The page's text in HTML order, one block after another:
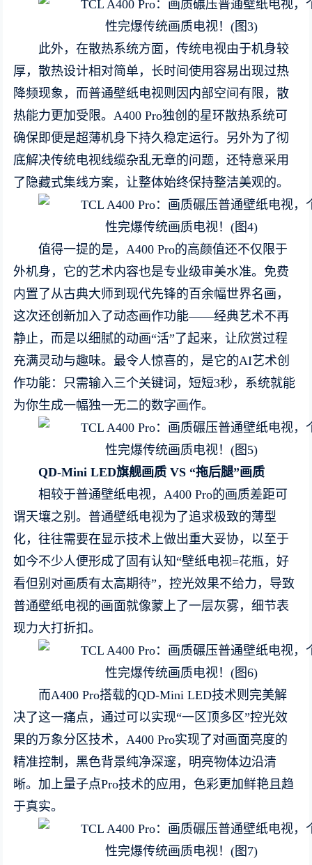
此外，在散热系统方面，传统电视由于机身较
厚，散热设计相对简单，长时间使用容易出现过热
降频现象，而普通壁纸电视则因内部空间有限，散
热能力更加受限。A400 Pro独创的星环散热系统可
确保即便是超薄机身下持久稳定运行。另外为了彻
底解决传统电视线缆杂乱无章的问题，还特意采用
了隐藏式集线方案，让整体始终保持整洁美观的。
值得一提的是，A400 Pro的高颜值还不仅限于
外机身，它的艺术内容也是专业级审美水准。免费
内置了从古典大师到现代先锋的百余幅世界名画，
这次还创新加入了动态画作功能——经典艺术不再
静止，而是以细腻的动画“活”了起来，让欣赏过程
充满灵动与趣味。最令人惊喜的，是它的AI艺术创
作功能：只需输入三个关键词，短短3秒，系统就能
为你生成一幅独一无二的数字画作。
QD-Mini LED旗舰画质VS “拖后腿”画质
相较于普通壁纸电视，A400 Pro的画质差距可
谓天壤之别。普通壁纸电视为了追求极致的薄型
化，往往需要在显示技术上做出重大妥协，以至于
如今不少人便形成了固有认知“壁纸电视=花瓶，好
看但别对画质有太高期待”，控光效果不给力，导致
普通壁纸电视的画面就像蒙上了一层灰雾，细节表
现力大打折扣。
而A400 Pro搭载的QD-Mini LED技术则完美解
决了这一痛点，通过可以实现“一区顶多区”控光效
果的万象分区技术，A400 Pro实现了对画面亮度的
精准控制，黑色背景纯净深邃，明亮物体边沿清
晰。加上量子点Pro技术的应用，色彩更加鲜艳且趋
于真实。